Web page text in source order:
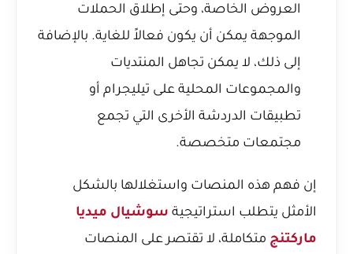
العروض الخاصة، وحتى إطلاق الحملات
الموجهة يمكن أن يكون فعالاً للغاية. بالإضافة
إلى ذلك، لا يمكن تجاهل المنتديات
والمجموعات المحلية على تيليجرام أو
تطبيقات الدردشة الأخرى التي تجمع
مجتمعات متخصصة.
إن فهم هذه المنصات واستغلالها بالشكل
الأمثل يتطلب استراتيجية سوشيال ميديا
ماركتنج متكاملة، لا تقتصر على المنصات